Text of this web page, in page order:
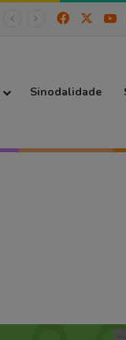
Facebook
Sinodalidade